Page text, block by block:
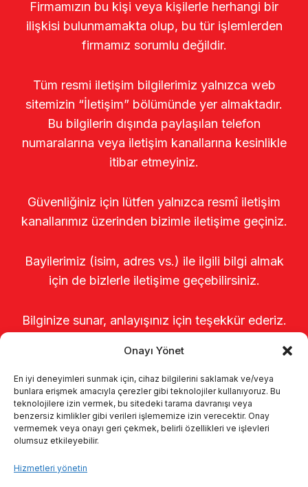
Onayı Yönet
En iyi deneyimleri sunmak için, cihaz bilgilerini saklamak ve/veya
bunlara erişmek amacıyla çerezler gibi teknolojiler kullanıyoruz. Bu
teknolojilere izin vermek, bu sitedeki tarama davranışı veya
benzersiz kimlikler gibi verileri işlememize izin verecektir. Onay
vermemek veya onayı geri çekmek, belirli özellikleri ve işlevleri
olumsuz etkileyebilir.
Hizmetleri yönetin
Firmamızın bu kişi veya kişilerle herhangi bir
ilişkisi bulunmamakta olup, bu tür işlemlerden
firmamız sorumlu değildir.
Tüm resmi iletişim bilgilerimiz yalnızca web
sitemizin “İletişim” bölümünde yer almaktadır.
Bu bilgilerin dışında paylaşılan telefon
numaralarına veya iletişim kanallarına kesinlikle
itibar etmeyiniz.
Güvenliğiniz için lütfen yalnızca resmî iletişim
kanallarımız üzerinden bizimle iletişime geçiniz.
Bayilerimiz (isim, adres vs.) ile ilgili bilgi almak
için de bizlerle iletişime geçebilirsiniz.
Bilginize sunar, anlayışınız için teşekkür ederiz.